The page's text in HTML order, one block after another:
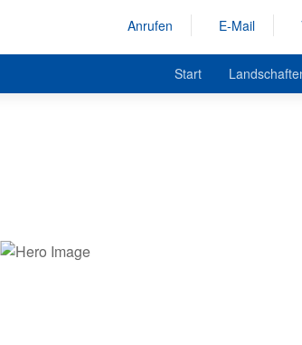
Anrufen E-Mail
Start